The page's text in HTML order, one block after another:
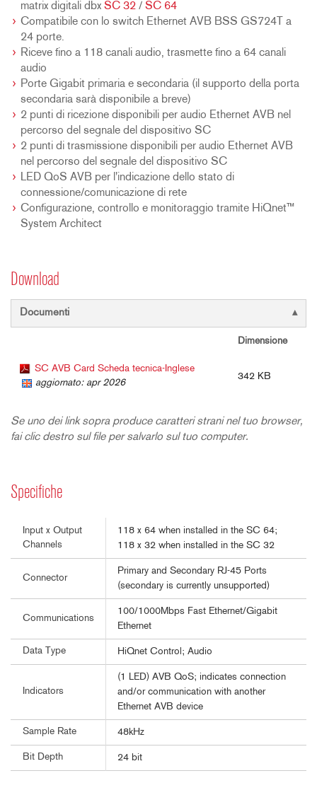
matrix digitali dbx SC 32 / SC 64
Compatibile con lo switch Ethernet AVB BSS GS724T a
24 porte.
Riceve fino a 118 canali audio, trasmette fino a 64 canali
audio
Porte Gigabit primaria e secondaria (il supporto della porta
secondaria sarà disponibile a breve)
2 punti di ricezione disponibili per audio Ethernet AVB nel
percorso del segnale del dispositivo SC
2 punti di trasmissione disponibili per audio Ethernet AVB
nel percorso del segnale del dispositivo SC
LED QoS AVB per l'indicazione dello stato di
connessione/comunicazione di rete
Configurazione, controllo e monitoraggio tramite HiQnet™
System Architect
Download
Documenti
Dimensione
SC AVB Card Scheda tecnica-Inglese
aggiornato: apr 2026
342 KB
Se uno dei link sopra produce caratteri strani nel tuo browser,
fai clic destro sul file per salvarlo sul tuo computer.
Specifiche
Input x Output
Channels
118 x 64 when installed in the SC 64;
118 x 32 when installed in the SC 32
Connector
Primary and Secondary RJ-45 Ports
(secondary is currently unsupported)
Communications
100/1000Mbps Fast Ethernet/Gigabit
Ethernet
Data Type HiQnet Control; Audio
Indicators
(1 LED) AVB QoS; indicates connection
and/or communication with another
Ethernet AVB device
Sample Rate 48kHz
Bit Depth 24 bit